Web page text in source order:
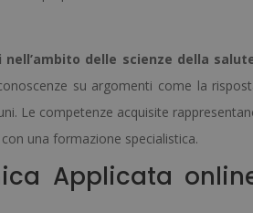
nell’ambito delle scienze della
su argomenti come la
Le competenze acquisite
una formazione specialistica.
Applicata